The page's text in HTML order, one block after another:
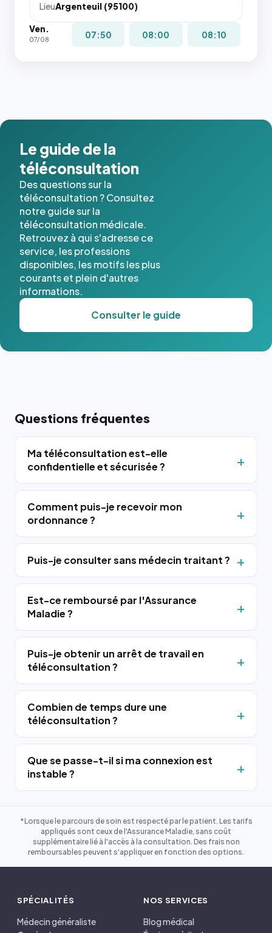
LieuArgenteuil (95100)
Ven.
07/08 07:50 08:00 08:10
Le guide de la
téléconsultation
Des questions sur la
téléconsultation ? Consultez
notre guide sur la
téléconsultation médicale.
Retrouvez à qui s'adresse ce
service, les professions
disponibles, les motifs les plus
courants et plein d'autres
informations.
Consulter le guide
Questions fréquentes
Ma téléconsultation est-elle
confidentielle et sécurisée ?
Comment puis-je recevoir mon
ordonnance ?
Puis-je consulter sans médecin traitant ?
Est-ce remboursé par l'Assurance
Maladie ?
Puis-je obtenir un arrêt de travail en
téléconsultation ?
Combien de temps dure une
téléconsultation ?
Que se passe-t-il si ma connexion est
instable ?
*Lorsque le parcours de soin est respecté par le patient. Les tarifs
appliqués sont ceux de l'Assurance Maladie, sans coût
supplémentaire lié à l'accès à la consultation. Des frais non
remboursables peuvent s'appliquer en fonction des options.
SPÉCIALITÉS
Médecin généraliste
NOS SERVICES
Blog médical